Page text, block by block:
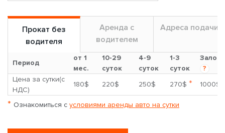
Прокат без
водителя
Аренда с
водителем
Адреса подачи
Период
от 1
мес.
10-29
суток
4-9
суток
1-3
суток
Залог
?
Цена за сутки(с
НДС)
180$ 220$ 250$ 270$ * 1000$
* Ознакомиться с условиями аренды авто на сутки